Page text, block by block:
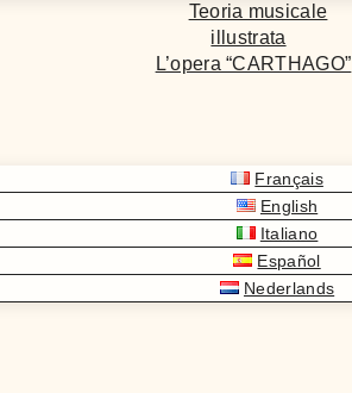
Teoria musicale
illustrata
L’opera “CARTHAGO”
Français
English
Italiano
Español
Nederlands